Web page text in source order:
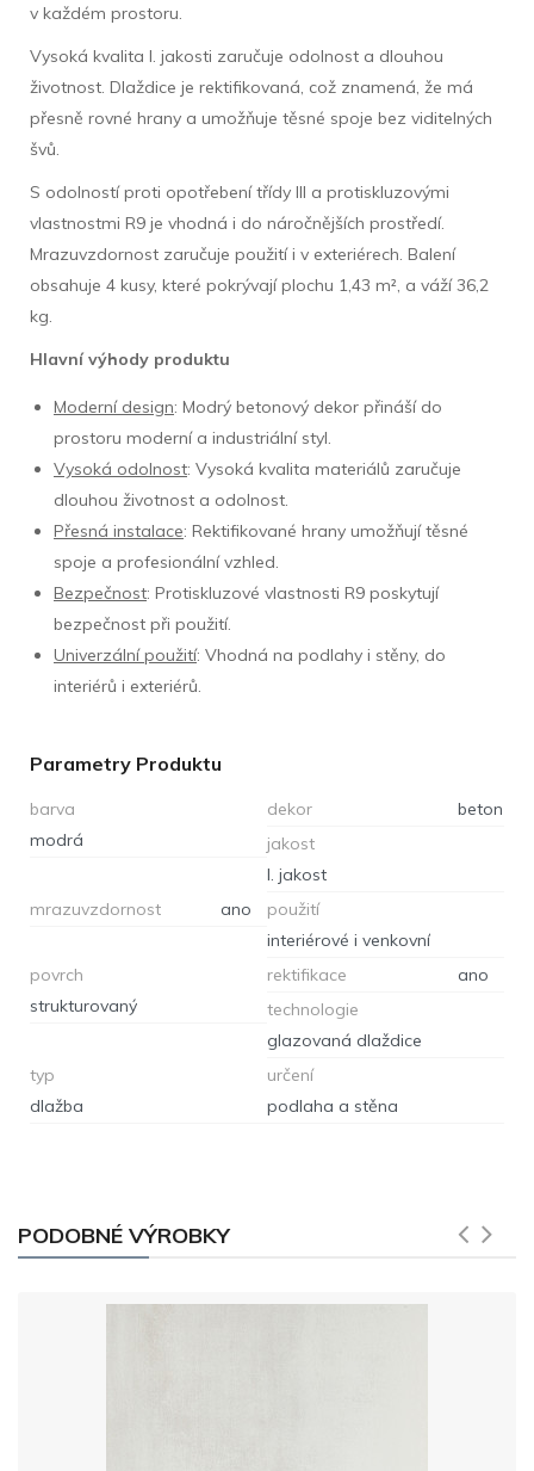
v každém prostoru.
Vysoká kvalita I. jakosti zaručuje odolnost a dlouhou
životnost. Dlaždice je rektifikovaná, což znamená, že má
přesně rovné hrany a umožňuje těsné spoje bez viditelných
švů.
S odolností proti opotřebení třídy III a protiskluzovými
vlastnostmi R9 je vhodná i do náročnějších prostředí.
Mrazuvzdornost zaručuje použití i v exteriérech. Balení
obsahuje 4 kusy, které pokrývají plochu 1,43 m², a váží 36,2
kg.
Hlavní výhody produktu
Moderní design: Modrý betonový dekor přináší do
prostoru moderní a industriální styl.
Vysoká odolnost: Vysoká kvalita materiálů zaručuje
dlouhou životnost a odolnost.
Přesná instalace: Rektifikované hrany umožňují těsné
spoje a profesionální vzhled.
Bezpečnost: Protiskluzové vlastnosti R9 poskytují
bezpečnost při použití.
Univerzální použití: Vhodná na podlahy i stěny, do
interiérů i exteriérů.
Parametry Produktu
barva
modrá
dekor
beton
jakost
I. jakost
mrazuvzdornost
ano
použití
interiérové i venkovní
povrch
strukturovaný
rektifikace
ano
technologie
glazovaná dlaždice
typ
dlažba
určení
podlaha a stěna
PODOBNÉ VÝROBKY